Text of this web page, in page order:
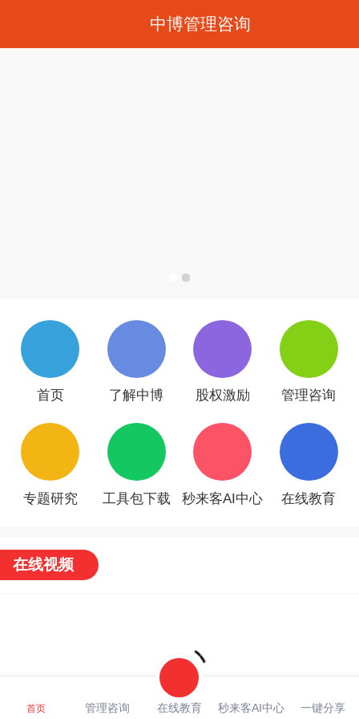
中博管理咨询
首页 了解中博 股权激励 管理咨询
专题研究 工具包下载 秒来客AI中心 在线教育
在线视频
首页 管理咨询 在线教育 秒来客AI中心 一键分享